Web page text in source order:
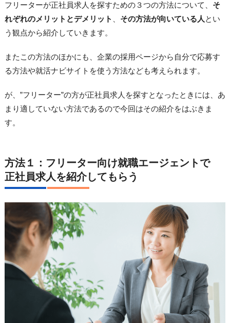
フリーターが正社員求人を探すための３つの方法について、 そ
れぞれのメリットとデメリット 、 その方法が向いている人とい
う観点から紹介していきます。
またこの方法のほかにも、企業の採用ページから自分で応募す
る方法や就活ナビサイトを使う方法なども考えられます。
が、”フリーター”の方が正社員求人を探すとなったときには、あ
まり適していない方法であるので今回はその紹介をはぶきま
す。
方法１：フリーター向け就職エージェントで
正社員求人を紹介してもらう